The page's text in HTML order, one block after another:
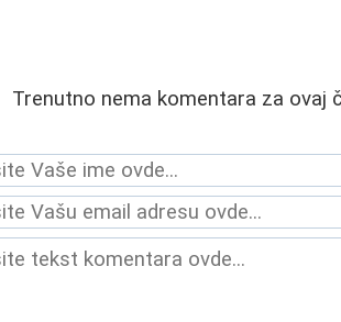
Trenutno nema komentara za ovaj